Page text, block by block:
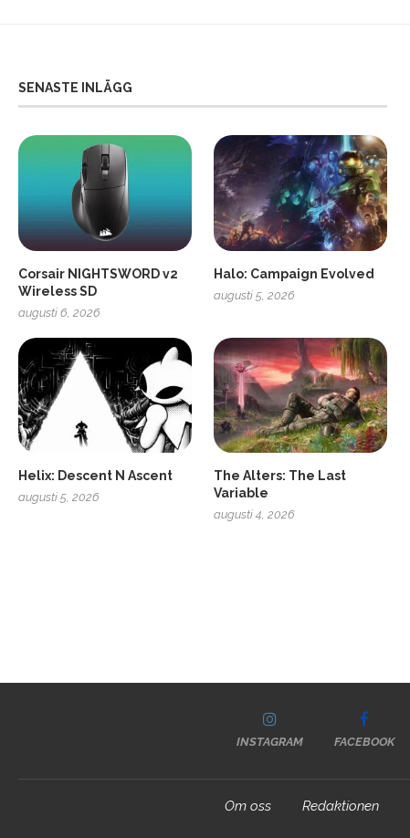
SENASTE INLÄGG
Corsair NIGHTSWORD v2
Wireless SD
augusti 6, 2026
Halo: Campaign Evolved
augusti 5, 2026
Helix: Descent N Ascent
augusti 5, 2026
The Alters: The Last
Variable
augusti 4, 2026
INSTAGRAM FACEBOOK
Om oss Redaktionen